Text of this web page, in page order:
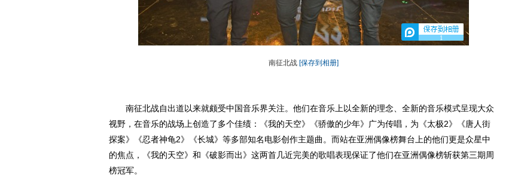
1
南征北战 [保存到相册]
南征北战自出道以来就颇受中国音乐界关注。他们在音乐上以全新的理念、全新的音乐模式呈现大众
视野，在音乐的战场上创造了多个佳绩：《我的天空》《骄傲的少年》广为传唱，为《太极2》《唐人街
探案》《忍者神龟2》《长城》等多部知名电影创作主题曲。而站在亚洲偶像榜舞台上的他们更是众星中
的焦点，《我的天空》和《破影而出》这两首几近完美的歌唱表现保证了他们在亚洲偶像榜斩获第三期周
榜冠军。